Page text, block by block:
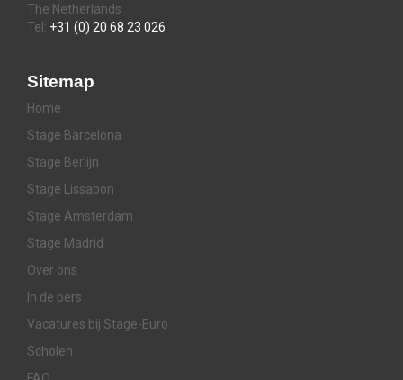
The Netherlands
Tel: +31 (0) 20 68 23 026
Sitemap
Home
Stage Barcelona
Stage Berlijn
Stage Lissabon
Stage Amsterdam
Stage Madrid
Over ons
In de pers
Vacatures bij Stage-Euro
Scholen